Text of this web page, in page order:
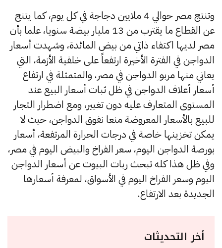
وتنتج مصر حوالي 4 ملايين دجاجة في كل يوم، كما يتنج
عن القطاع ما يقترب من 13 مليار بيضة سنويا، علما بأن
مصر لديها اكتفاء ذاتي من بيض المائدة، وشهدت أسعار
الدواجن في الفترة الأخيرة ارتفعاً على خلفية الأزمة، التي
يعاني منها مربو الدواجن في مصر، والمتمثلة في ارتفاع
أسعار أعلاف الدواجن في ظل ثبات أسعار البيع عند
المستوى المتعارف عليه دون تغيير، ومع اضطرار التجار
للبيع بالأسعار المعروضة منعا نفوق الدواجن، حيث لا
يمكن تخزينها خاصة في درجات الحرارة المرتفعة، أسعار
بورصة الدواجن اليوم، سعر الفراخ والبيض اليوم في مصر،
وفي ظل هذا كله تبحث ربات البيوت عن أسعار الدواجن
اليوم وسعر الفراخ اليوم في الأسواق، لمعرفة أسعارها
الجديدة بعد الارتفاع.
أخر التحديثات